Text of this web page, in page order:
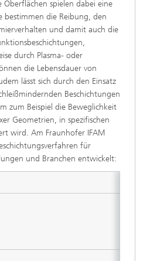
Oberflächen spielen dabei eine
bestimmen die Reibung, den
und damit auch die
durch Plasma- oder
die Lebensdauer von
lässt sich durch den Einsatz
Beschichtungen
zum Beispiel die Beweglichkeit
Geometrien, in spezifischen
wird. Am Fraunhofer IFAM
für
und Branchen entwickelt: